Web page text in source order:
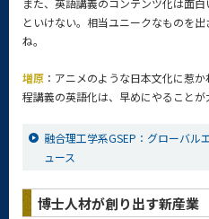
また、英語講義のコンテンツ化は面
といけない。相当ユニークなものを
ね。
増原 ：アニメのような日本文化に惹
程講義の英語化は、早めにやることが
融合理工学系GSEP：グローバル
ュース
博士人材が創り出す新産業